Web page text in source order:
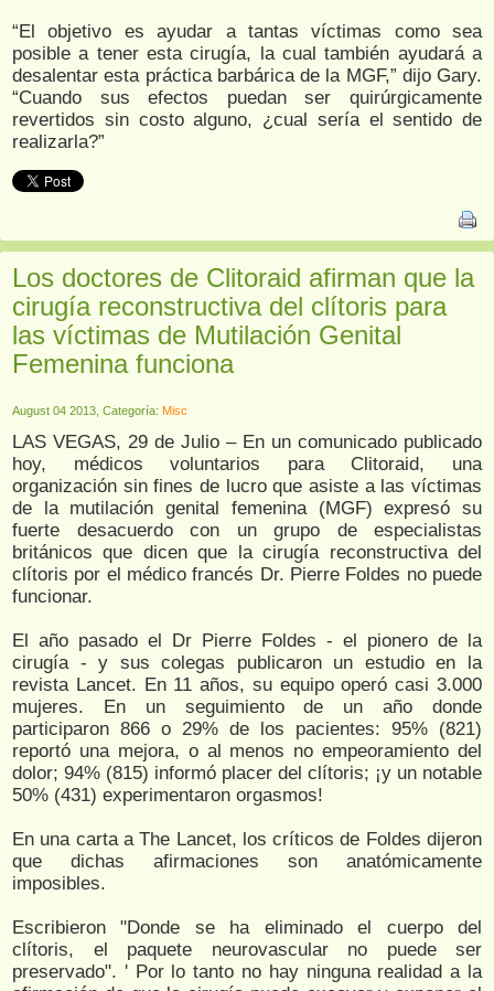
“El objetivo es ayudar a tantas víctimas como sea
posible a tener esta cirugía, la cual también ayudará a
desalentar esta práctica barbárica de la MGF,” dijo Gary.
“Cuando sus efectos puedan ser quirúrgicamente
revertidos sin costo alguno, ¿cual sería el sentido de
realizarla?”
Los doctores de Clitoraid afirman que la
cirugía reconstructiva del clítoris para
las víctimas de Mutilación Genital
Femenina funciona
August 04 2013, Categoría: Misc
LAS VEGAS, 29 de Julio – En un comunicado publicado
hoy, médicos voluntarios para Clitoraid, una
organización sin fines de lucro que asiste a las víctimas
de la mutilación genital femenina (MGF) expresó su
fuerte desacuerdo con un grupo de especialistas
británicos que dicen que la cirugía reconstructiva del
clítoris por el médico francés Dr. Pierre Foldes no puede
funcionar.
El año pasado el Dr Pierre Foldes - el pionero de la
cirugía - y sus colegas publicaron un estudio en la
revista Lancet. En 11 años, su equipo operó casi 3.000
mujeres. En un seguimiento de un año donde
participaron 866 o 29% de los pacientes: 95% (821)
reportó una mejora, o al menos no empeoramiento del
dolor; 94% (815) informó placer del clítoris; ¡y un notable
50% (431) experimentaron orgasmos!
En una carta a The Lancet, los críticos de Foldes dijeron
que dichas afirmaciones son anatómicamente
imposibles.
Escribieron "Donde se ha eliminado el cuerpo del
clítoris, el paquete neurovascular no puede ser
preservado". ' Por lo tanto no hay ninguna realidad a la